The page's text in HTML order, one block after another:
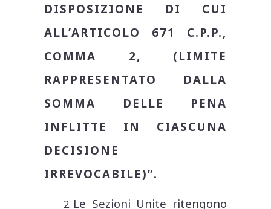
DISPOSIZIONE DI CUI
ALL’ARTICOLO 671 C.P.P.,
COMMA 2, (LIMITE
RAPPRESENTATO DALLA
SOMMA DELLE PENA
INFLITTE IN CIASCUNA
DECISIONE
IRREVOCABILE)”.
Le Sezioni Unite ritengono